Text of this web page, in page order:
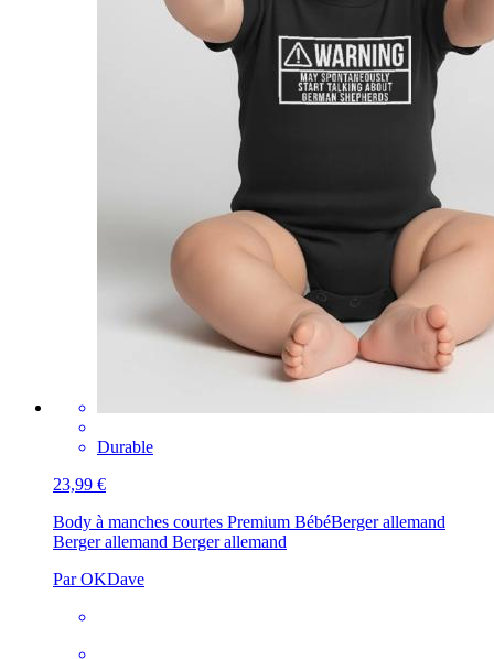
Durable
23,99 €
Body à manches courtes Premium BébéBerger allemand
Berger allemand Berger allemand
Par OKDave